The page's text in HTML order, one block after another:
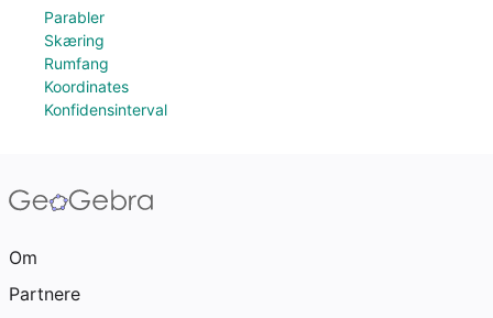
Parabler
Skæring
Rumfang
Koordinates
Konfidensinterval
Om
Partnere